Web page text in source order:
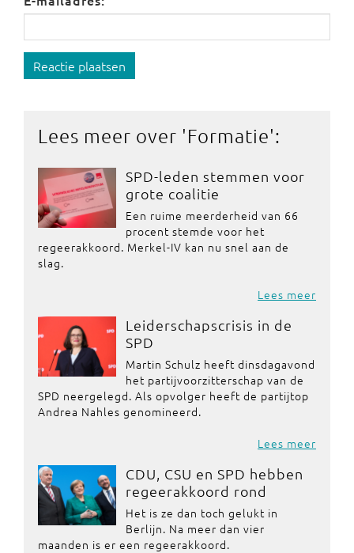
Reactie plaatsen
Lees meer over 'Formatie':
SPD-leden stemmen voor
grote coalitie
Een ruime meerderheid van 66
procent stemde voor het
regeerakkoord. Merkel-IV kan nu snel aan de
slag.
Lees meer
Leiderschapscrisis in de
SPD
Martin Schulz heeft dinsdagavond
het partijvoorzitterschap van de
SPD neergelegd. Als opvolger heeft de partijtop
Andrea Nahles genomineerd.
Lees meer
CDU, CSU en SPD hebben
regeerakkoord rond
Het is ze dan toch gelukt in
Berlijn. Na meer dan vier
maanden is er een regeerakkoord.